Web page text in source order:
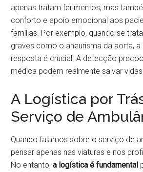
apenas tratam ferimentos, mas
conforto e apoio emocional aos
famílias. Por exemplo, quando se
graves como o aneurisma da aorta, a
resposta é crucial. A detecção
médica podem realmente salvar vidas.
A Logística por
Serviço de
Quando falamos sobre o serviço de
pensar apenas nas viaturas e nos
No entanto,a logística é fundamental